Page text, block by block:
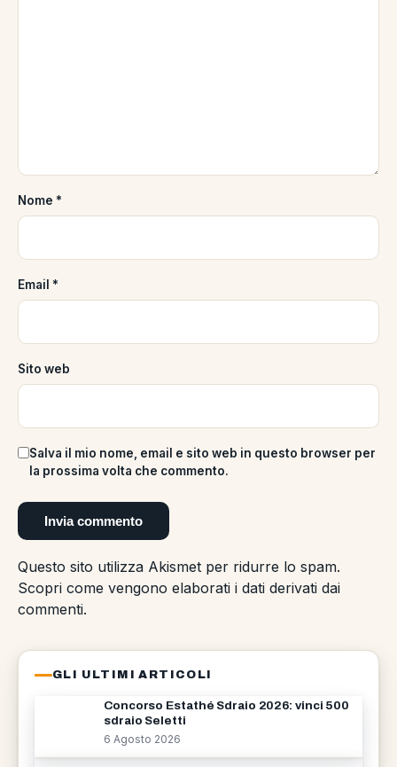
Nome *
Email *
Sito web
Salva il mio nome, email e sito web in questo browser per
la prossima volta che commento.
Questo sito utilizza Akismet per ridurre lo spam.
Scopri come vengono elaborati i dati derivati dai
commenti.
GLI ULTIMI ARTICOLI
Concorso Estathé Sdraio 2026: vinci 500
sdraio Seletti
6 Agosto 2026